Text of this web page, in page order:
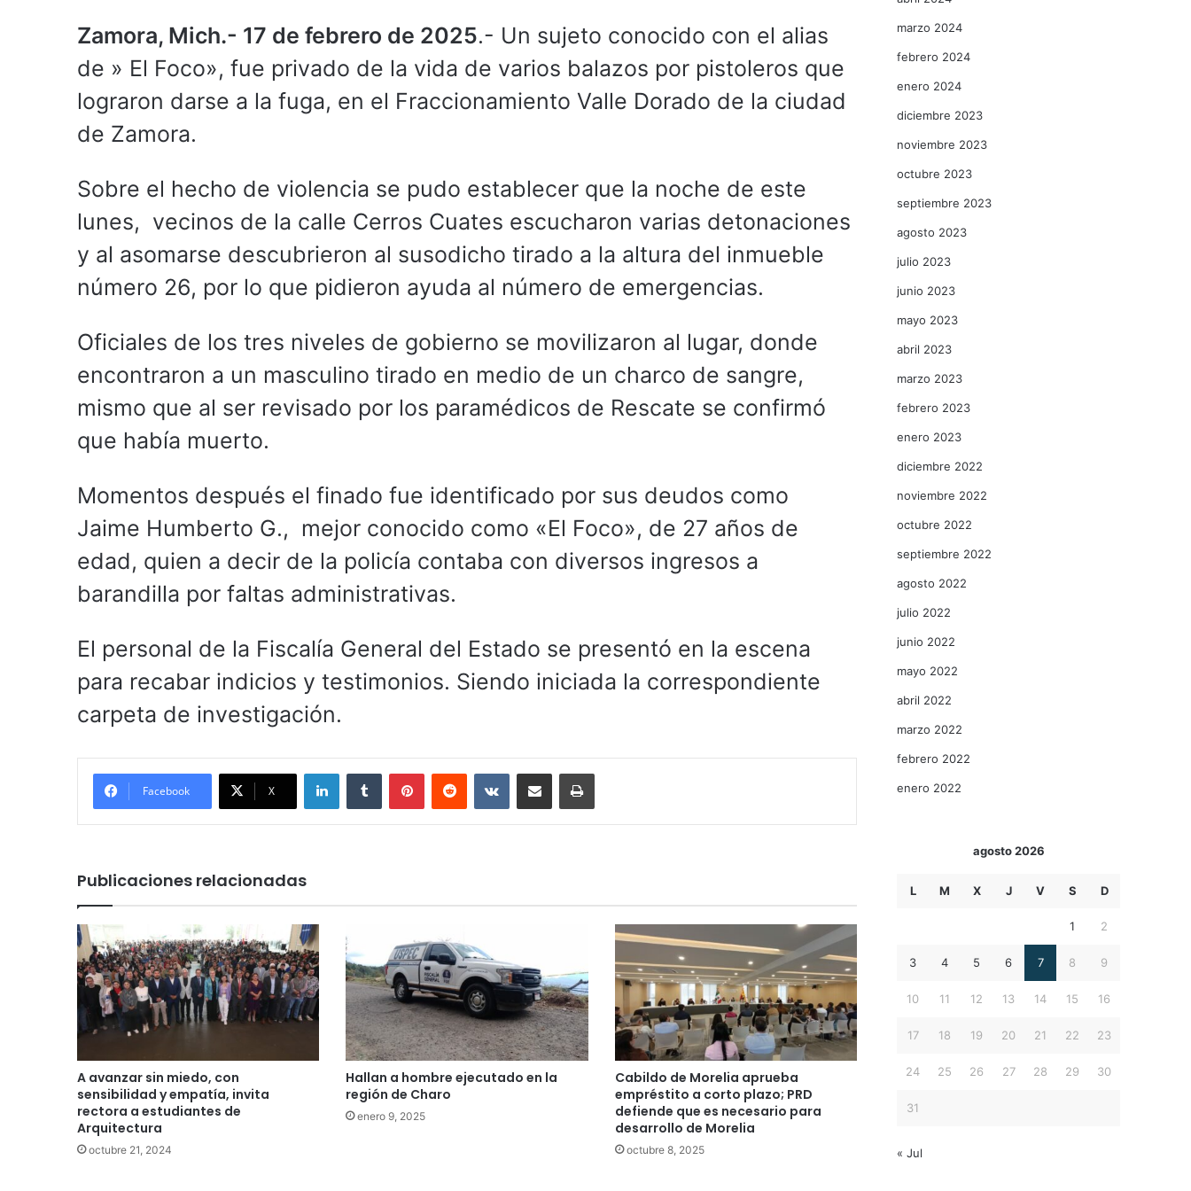
Zamora, Mich.- 17 de febrero de 2025.- Un sujeto conocido con el alias
de » El Foco», fue privado de la vida de varios balazos por pistoleros que
lograron darse a la fuga, en el Fraccionamiento Valle Dorado de la ciudad
de Zamora.
Sobre el hecho de violencia se pudo establecer que la noche de este
lunes, vecinos de la calle Cerros Cuates escucharon varias detonaciones
y al asomarse descubrieron al susodicho tirado a la altura del inmueble
número 26, por lo que pidieron ayuda al número de emergencias.
Oficiales de los tres niveles de gobierno se movilizaron al lugar, donde
encontraron a un masculino tirado en medio de un charco de sangre,
mismo que al ser revisado por los paramédicos de Rescate se confirmó
que había muerto.
Momentos después el finado fue identificado por sus deudos como
Jaime Humberto G., mejor conocido como «El Foco», de 27 años de
edad, quien a decir de la policía contaba con diversos ingresos a
barandilla por faltas administrativas.
El personal de la Fiscalía General del Estado se presentó en la escena
para recabar indicios y testimonios. Siendo iniciada la correspondiente
carpeta de investigación.
Facebook X
LinkedInTumblr PinterestReddit VKontakteCompartir por correo electrónicoImprimir
Publicaciones relacionadas
A avanzar sin miedo, con
sensibilidad y empatía, invita
rectora a estudiantes de
Arquitectura
octubre 21, 2024
Hallan a hombre ejecutado en la
región de Charo
enero 9, 2025
Cabildo de Morelia aprueba
empréstito a corto plazo; PRD
defiende que es necesario para
desarrollo de Morelia
octubre 8, 2025
marzo 2024
febrero 2024
enero 2024
diciembre 2023
noviembre 2023
octubre 2023
septiembre 2023
agosto 2023
julio 2023
junio 2023
mayo 2023
abril 2023
marzo 2023
febrero 2023
enero 2023
diciembre 2022
noviembre 2022
octubre 2022
septiembre 2022
agosto 2022
julio 2022
junio 2022
mayo 2022
abril 2022
marzo 2022
febrero 2022
enero 2022
agosto 2026
L M X J V S D
1 2
3 4 5 6 7 8 9
10 11 12 13 14 15 16
17 18 19 20 21 22 23
24 25 26 27 28 29 30
31
« Jul